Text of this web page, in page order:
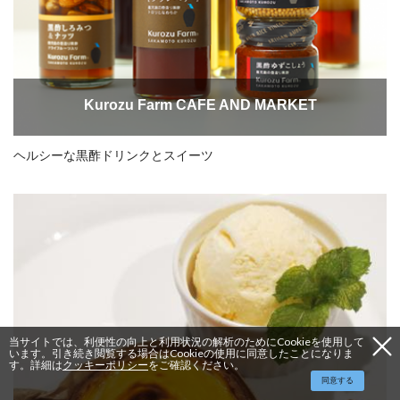
Kurozu Farm CAFE AND MARKET
ヘルシーな黒酢ドリンクとスイーツ
当サイトでは、利便性の向上と利用状況の解析のためにCookieを使用して
います。引き続き閲覧する場合はCookieの使用に同意したことになりま
す。詳細はクッキーポリシーをご確認ください。
同意する